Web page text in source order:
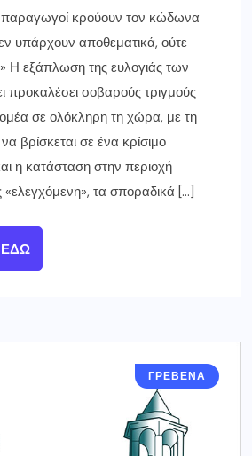
παραγωγοί κρούουν τον κώδωνα
υπάρχουν αποθεματικά, ούτε
Η εξάπλωση της ευλογιάς των
προκαλέσει σοβαρούς τριγμούς
σε ολόκληρη τη χώρα, με τη
βρίσκεται σε ένα κρίσιμο
η κατάσταση στην περιοχή
«ελεγχόμενη», τα σποραδικά […]
ΕΔΏ
ΓΡΕΒΕΝΑ